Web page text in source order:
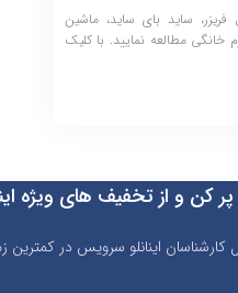
ساید بای ساید، ماشین
خانگی مطالعه نمایید. با کلیک
پر کن و از تخفیف های ویژه
کارشناسان اینانلو سرویس در